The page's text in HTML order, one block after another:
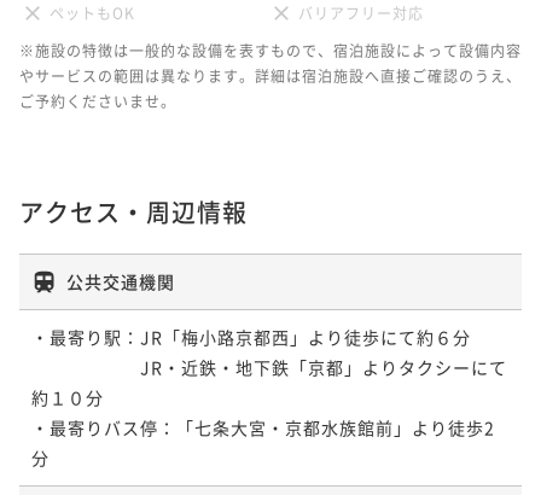
ペットもOK
バリアフリー対応
※施設の特徴は一般的な設備を表すもので、宿泊施設によって設備内容
やサービスの範囲は異なります。詳細は宿泊施設へ直接ご確認のうえ、
ご予約くださいませ。
アクセス・周辺情報
公共交通機関
・最寄り駅：JR「梅小路京都西」より徒歩にて約６分
JR・近鉄・地下鉄「京都」よりタクシーにて
約１０分
・最寄りバス停：「七条大宮・京都水族館前」より徒歩2
分